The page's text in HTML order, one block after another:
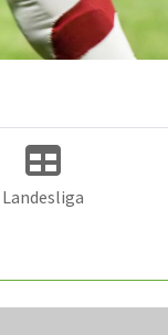
Landesliga